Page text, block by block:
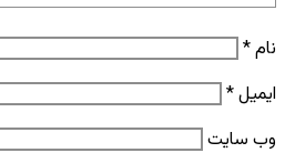
نام*
ایمیل*
وب‌ سایت